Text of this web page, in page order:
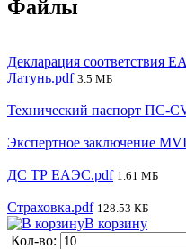
Файлы
Декларация соответствия
Латунь.pdf 3.5 МБ
Технический паспорт ПС-
Экспертное заключение
ДС ТР ЕАЭС.pdf 1.61 МБ
Страховка.pdf 128.53 КБ
В корзину
Кол-во: